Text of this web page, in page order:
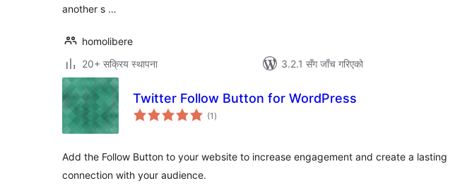
another s …
homolibere
20+ सक्रिय स्थापना
3.2.1 सँग जाँच गरिएको
Twitter Follow Button for WordPress
(1 कुल
रेटिङ्गहरू
)
Add the Follow Button to your website to increase engagement and create a lasting
connection with your audience.